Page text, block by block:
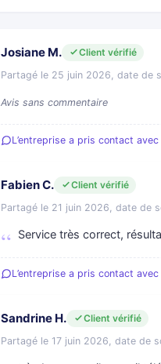
Josiane M.
Client vérifié
Partagé le 25 juin 2026, date de
Avis sans commentaire
L’entreprise a pris contact
Fabien C.
Client vérifié
Partagé le 21 juin 2026, date de
Service très correct,
L’entreprise a pris contact
Sandrine H.
Client vérifié
Partagé le 17 juin 2026, date de